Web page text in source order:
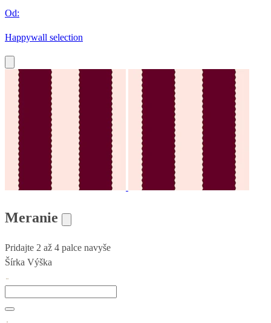
Od:
Happywall selection
Meranie
Pridajte 2 až 4 palce navyše
Šírka Výška